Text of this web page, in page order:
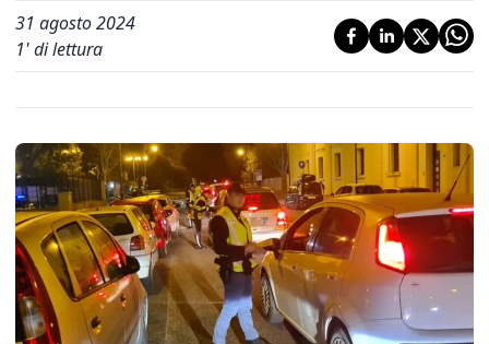
31 agosto 2024
1' di lettura